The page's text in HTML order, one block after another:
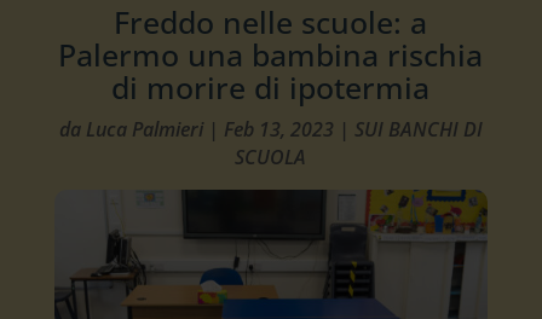
Freddo nelle scuole: a
Palermo una bambina rischia
di morire di ipotermia
da Luca Palmieri| Feb 13, 2023 | SUI BANCHI DI
SCUOLA